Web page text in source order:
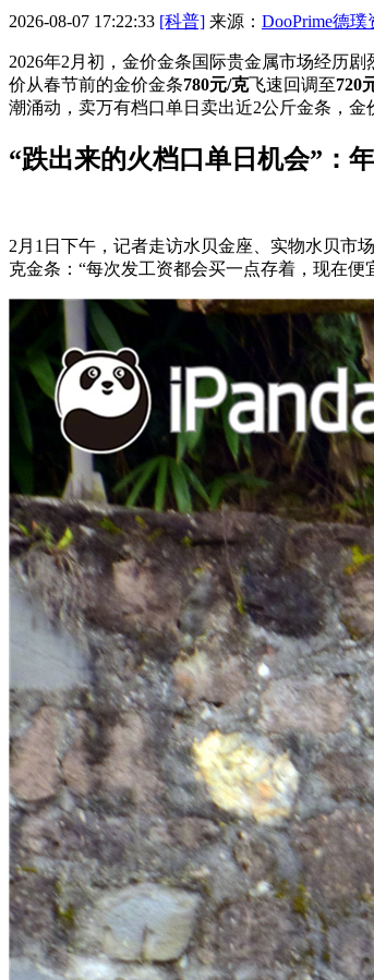
2026-08-07 17:22:33 [科普] 来源： DooPrime德璞
2026年2月初，金价金条国际贵金属市场经历
价从春节前的金价金条780元/克飞速回调至720
潮涌动，卖万有档口单日卖出近2公斤金条，金
“跌出来的火档口单日机会”：
2月1日下午，记者走访水贝金座、实物水贝市
克金条：“每次发工资都会买一点存着，现在便